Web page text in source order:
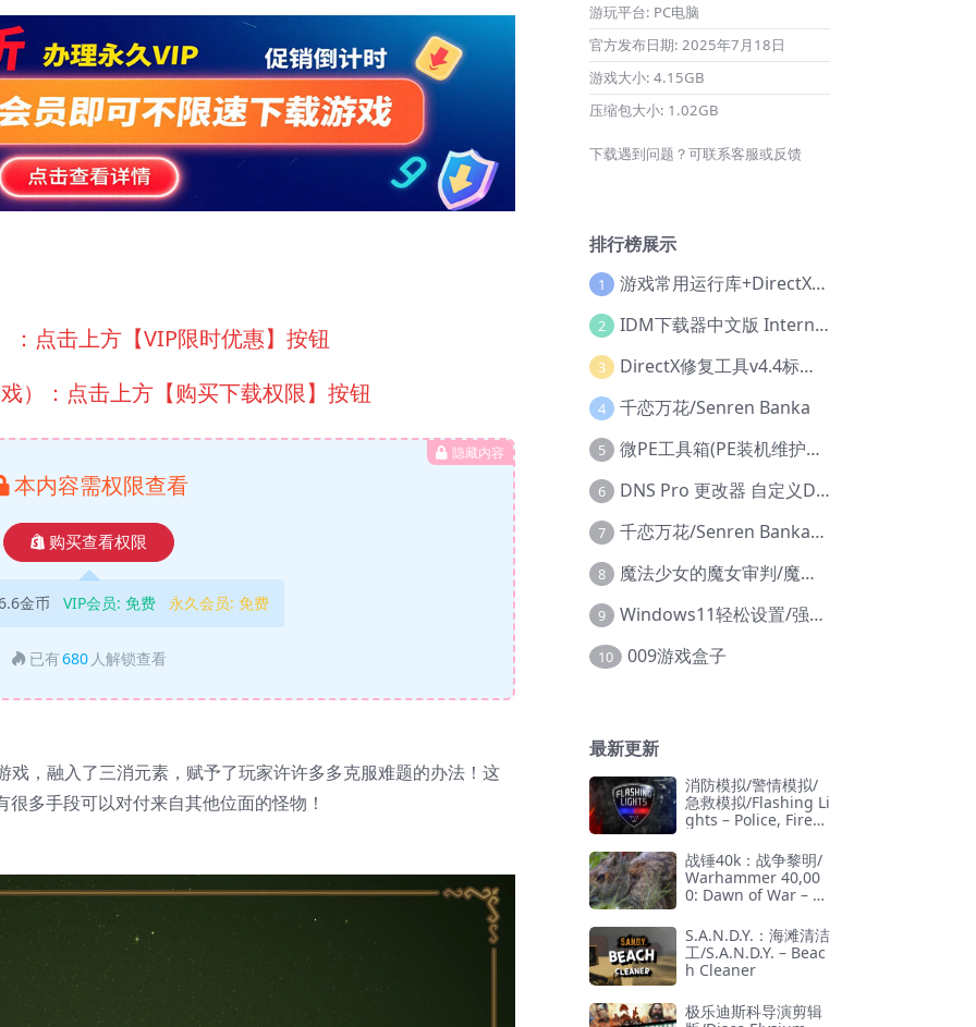
点击上方【VIP限时优惠】按钮
）：点击上方【购买下载权限】按钮
隐藏内容
本内容需权限查看
购买查看权限
金币 VIP会员: 免费 永久会员: 免费
已有680 人解锁查看
，融入了三消元素，赋予了玩家许许多多克服难题的办法！这
多手段可以对付来自其他位面的怪物！
游玩平台: PC电脑
官方发布日期: 2025年7月18日
游戏大小: 4.15GB
压缩包大小: 1.02GB
下载遇到问题？可联系客服或反馈
排行榜展示
1 游戏常用运行库+DirectX修复增强版
2 IDM下载器中文版 Internet Download Manager v6.42.36 IDM
3 DirectX修复工具v4.4标准版+增强版+在线修复版
4 千恋万花/Senren Banka
5 微PE工具箱(PE装机维护工具) v2.3官方正式版
6 DNS Pro 更改器 自定义DNS修改
7 千恋万花/Senren Banka/安卓版
8 魔法少女的魔女审判/魔法少女ノ魔女裁判
9 Windows11轻松设置/强力禁止WD等/兼容Win10
10 009游戏盒子
最新更新
消防模拟/警情模拟/
急救模拟/Flashing Li
ghts – Police, Firefi
Services Simulator
战锤40k：战争黎明/
Warhammer 40,00
0: Dawn of War – D
S.A.N.D.Y.：海滩清洁
工/S.A.N.D.Y. – Beac
h Cleaner
极乐迪斯科导演剪辑